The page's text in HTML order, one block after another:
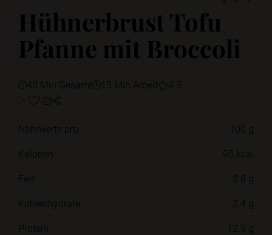
Hühnerbrust Tofu
Pfanne mit Broccoli
40 Min Gesamt 15 Min Arbeit 4.3
Nährwerte pro
100 g
Kalorien
95 kcal
Fett
3.8 g
Kohlenhydrate
2.4 g
Protein
12.9 g